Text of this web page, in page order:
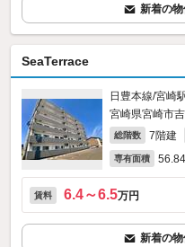
新着の
SeaTerrace
日豊本線/宮崎
宮崎県宮崎市
総階数 7階建
専有面積
賃料 6.4～6.5万円
新着の